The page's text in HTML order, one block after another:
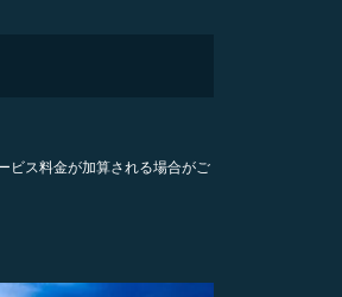
ビス料金が加算される場合がご